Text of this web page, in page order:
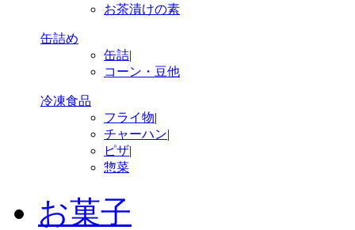
お茶漬けの素
缶詰め
缶詰|
コーン・豆他
冷凍食品
フライ物|
チャーハン|
ピザ|
惣菜
お菓子